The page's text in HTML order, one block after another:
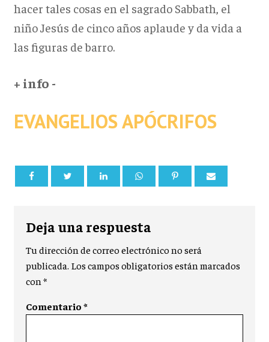
hacer tales cosas en el sagrado Sabbath, el
niño Jesús de cinco años aplaude y da vida a
las figuras de barro.
+ info -
EVANGELIOS APÓCRIFOS
Deja una respuesta
Tu dirección de correo electrónico no será
publicada. Los campos obligatorios están marcados
con*
Comentario*